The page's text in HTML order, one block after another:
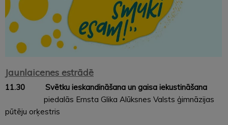
Jaunlaicenes estrādē
11.30 Svētku ieskandināšana un gaisa iekustināšana
piedalās Ernsta Glika Alūksnes Valsts ģimnāzijas
pūtēju orķestris